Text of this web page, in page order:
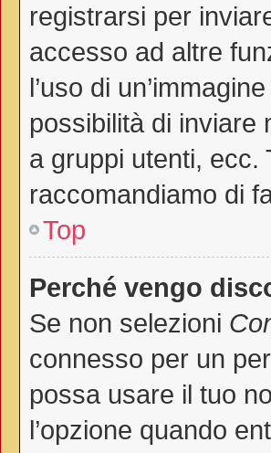
registrarsi per
accesso ad altre
l’uso di
possibilità di inviare
a gruppi utenti, ecc.
raccomandiamo di
Top
Perché vengo
Se non selezioni
connesso per un
possa usare il tuo
l’opzione quando